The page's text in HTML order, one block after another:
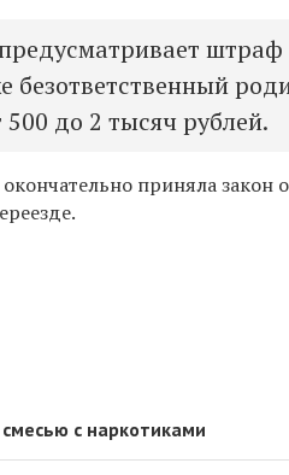
штраф
безответственный
до 2 тысяч рублей.
приняла закон
с наркотиками